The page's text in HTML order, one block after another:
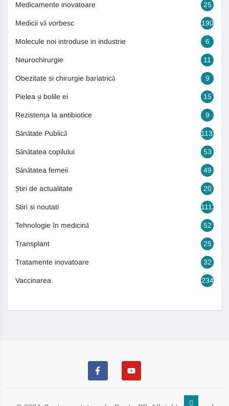
Medicamente inovatoare 25
Medicii vă vorbesc 190
Molecule noi introduse in industrie 6
Neurochirurgie 11
Obezitate si chirurgie bariatrică 9
Pielea și bolile ei 15
Rezistența la antibiotice 9
Sănătate Publică 1131
Sănătatea copilului 53
Sănătatea femeii 49
Știri de actualitate 20
Stiri si noutati 1113
Tehnologie în medicină 52
Transplant 25
Tratamente inovatoare 32
Vaccinarea 234